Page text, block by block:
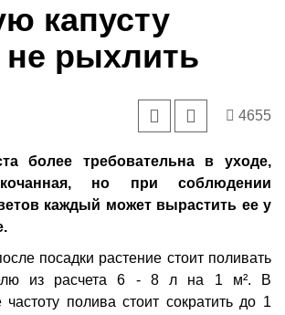
капусту
рыхлить
4655
более требовательна в уходе,
но при соблюдении
каждый может вырастить ее у
посадки растение стоит поливать
из расчета 6 - 8 л на 1 м². В
полива стоит сократить до 1